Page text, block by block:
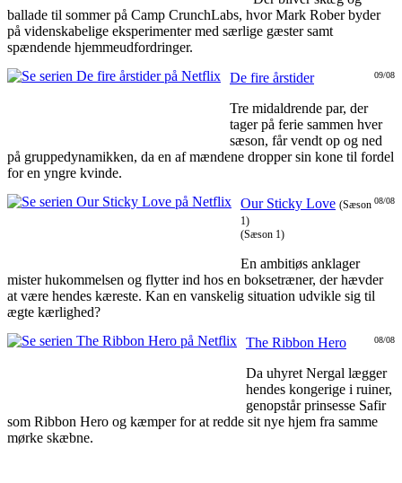
ballade til sommer på Camp CrunchLabs, hvor Mark Rober byder
på videnskabelige eksperimenter med særlige gæster samt
spændende hjemmeudfordringer.
09/08
De fire årstider
Tre midaldrende par, der
tager på ferie sammen hver
sæson, får vendt op og ned
på gruppedynamikken, da en af mændene dropper sin kone til fordel
for en yngre kvinde.
08/08
Our Sticky Love (Sæson
1)
(Sæson 1)
En ambitiøs anklager
mister hukommelsen og flytter ind hos en boksetræner, der hævder
at være hendes kæreste. Kan en vanskelig situation udvikle sig til
ægte kærlighed?
08/08
The Ribbon Hero
Da uhyret Nergal lægger
hendes kongerige i ruiner,
genopstår prinsesse Safir
som Ribbon Hero og kæmper for at redde sit nye hjem fra samme
mørke skæbne.